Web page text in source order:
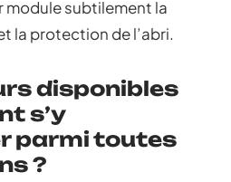
module subtilement la
la protection de l’abri.
disponibles
s’y
parmi toutes
?